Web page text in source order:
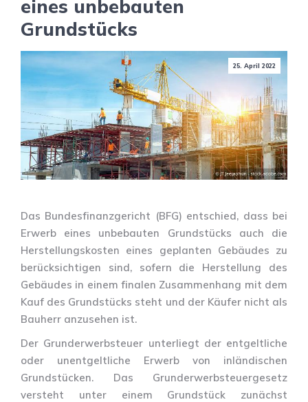
eines unbebauten
Grundstücks
25. April 2022
Das Bundesfinanzgericht (BFG) entschied, dass bei
Erwerb eines unbebauten Grundstücks auch die
Herstellungskosten eines geplanten Gebäudes zu
berücksichtigen sind, sofern die Herstellung des
Gebäudes in einem finalen Zusammenhang mit dem
Kauf des Grundstücks steht und der Käufer nicht als
Bauherr anzusehen ist.
Der Grunderwerbsteuer unterliegt der entgeltliche
oder unentgeltliche Erwerb von inländischen
Grundstücken. Das Grunderwerbsteuergesetz
versteht unter einem Grundstück zunächst